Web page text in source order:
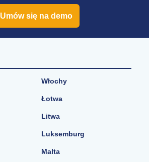
Umów się na demo
Włochy
Łotwa
Litwa
Luksemburg
Malta